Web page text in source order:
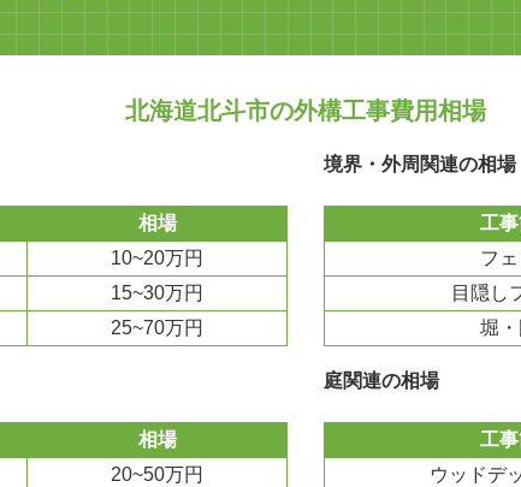
北海道北斗市の外構工事費用相場
相場
10~20万円
15~30万円
25~70万円
境界・外周関連の相場
工
フ
目隠し
堀
相場
20~50万円
庭関連の相場
工
ウッドデ